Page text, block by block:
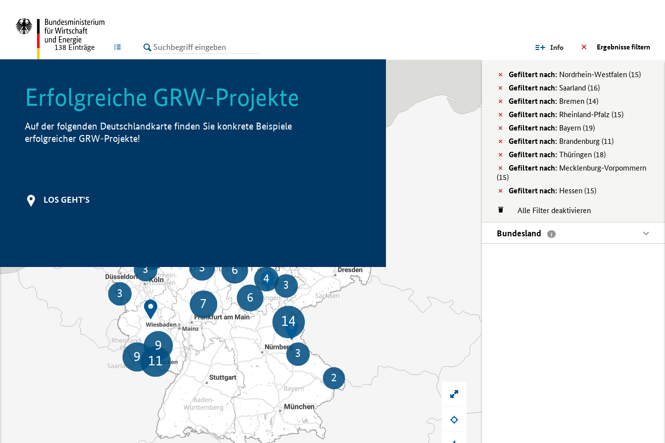
LISTE Ergebnisse filtern
Info
Gefiltert nach: Nordrhein-Westfalen (15)
Gefiltert nach: Saarland (16)
Gefiltert nach: Bremen (14)
Gefiltert nach: Rheinland-Pfalz (15)
Gefiltert nach: Bayern (19)
Gefiltert nach: Brandenburg (11)
Gefiltert nach: Thüringen (18)
Gefiltert nach: Mecklenburg-Vorpommern
(15)
Gefiltert nach: Hessen (15)
Alle Filter deaktivieren
Bundesland i
138 Einträge
Erfolgreiche GRW-Projekte
Auf der folgenden Deutschlandkarte finden Sie konkrete Beispiele
erfolgreicher GRW-Projekte!
LOS GEHT'S